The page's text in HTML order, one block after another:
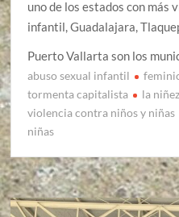
uno de los estados con más
infantil, Guadalajara,
Puerto Vallarta son los
abuso sexual infantil
tormenta capitalista
la
violencia contra niños y niñas
niñas